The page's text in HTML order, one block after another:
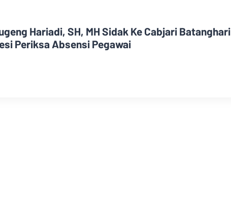
Hariadi, SH, MH Sidak Ke Cabjari Batanghari
Periksa Absensi Pegawai